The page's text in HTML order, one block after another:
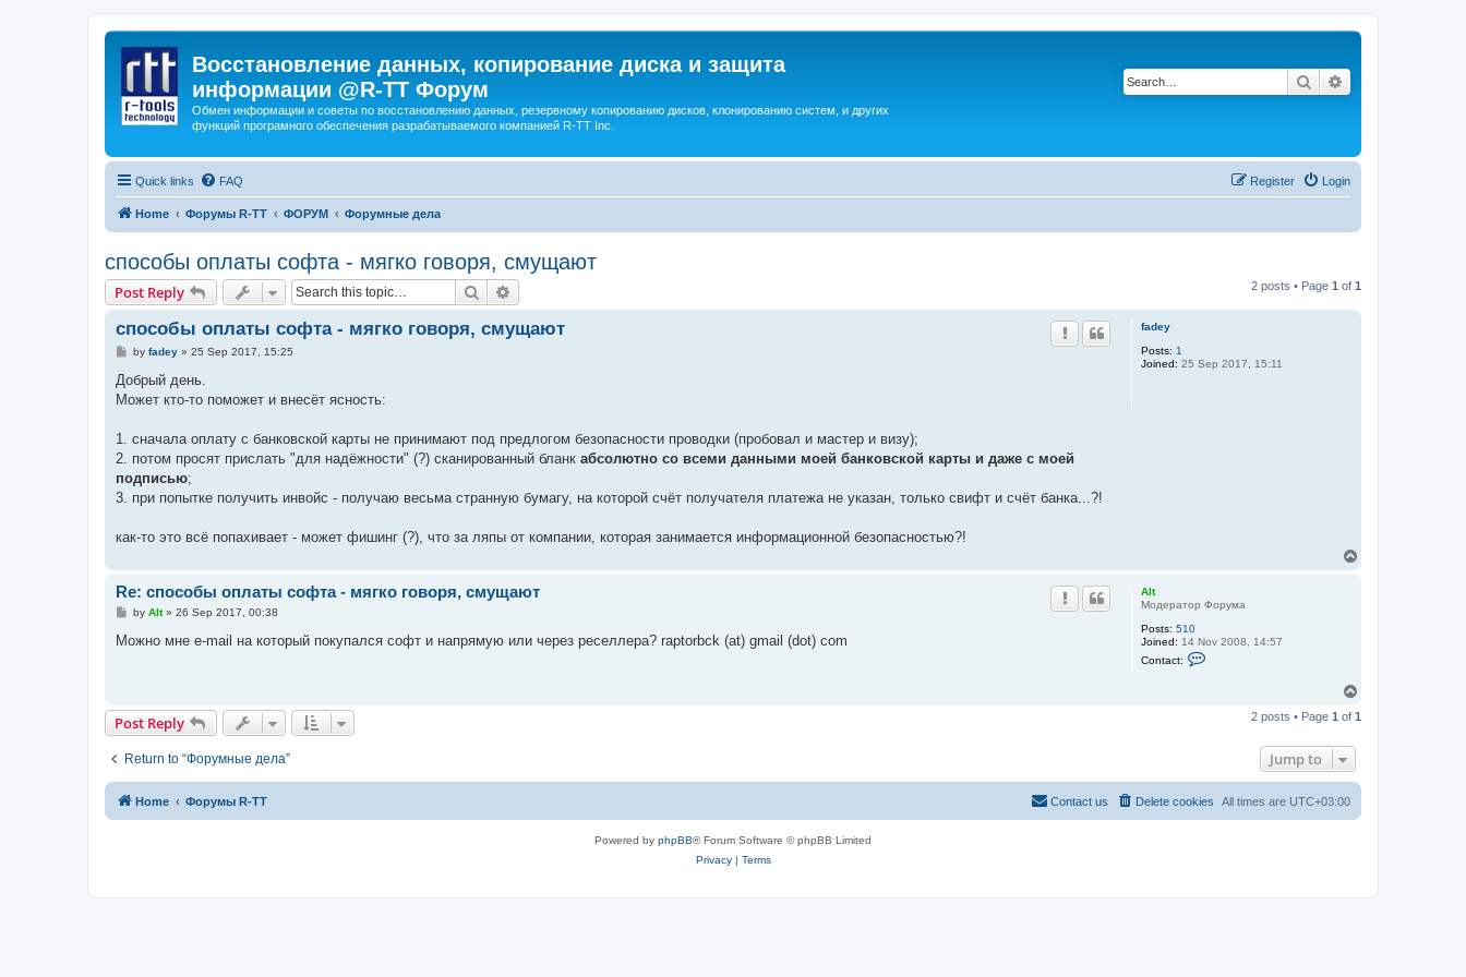
Восстановление данных, копирование диска и защита
информации @R-TT Форум
Обмен информации и советы по восстановлению данных, резервному копированию дисков, клонированию систем, и других
функций програмного обеспечения разрабатываемого компанией R-TT Inc.
Search
Quick links FAQ Login
Register
Home Форумы R-TT ФОРУМ Форумные дела
способы оплаты софта - мягко говоря, смущают
Post Reply Search 2 posts • Page 1 of 1
fadey
Posts: 1
Joined: 25 Sep 2017, 15:11
способы оплаты софта - мягко говоря, смущают
P
s
by fadey» 25 Sep 2017, 15:25
Добрый день.
Может кто-то поможет и внесёт ясность:
1. сначала оплату с банковской карты не принимают под предлогом безопасности проводки (пробовал и мастер и визу);
2. потом просят прислать "для надёжности" (?) сканированный бланк абсолютно со всеми данными моей банковской карты и даже с моей
подписью;
3. при попытке получить инвойс - получаю весьма странную бумагу, на которой счёт получателя платежа не указан, только свифт и счёт банка...?!
как-то это всё попахивает - может фишинг (?), что за ляпы от компании, которая занимается информационной безопасностью?!
Alt
Модератор Форума
Posts: 510
Joined: 14 Nov 2008, 14:57
Contact:
Re: способы оплаты софта - мягко говоря, смущают
P
s
by Alt» 26 Sep 2017, 00:38
Можно мне e-mail на который покупался софт и напрямую или через реселлера? raptorbck (at) gmail (dot) com
p
Post Reply 2 posts • Page 1 of 1
Return to “Форумные дела” Jump to
Home Форумы R-TT All times are UTC+03:00
Delete cookies
Contact us
Powered by phpBB® Forum Software © phpBB Limited
Privacy| Terms